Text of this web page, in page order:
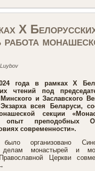
X
работа
Luybov
года в рамках X
чтений под
и Заславского
всея Беларуси,
секции
опыт преподобных
современности».
было организовано
монастырей и
Церкви